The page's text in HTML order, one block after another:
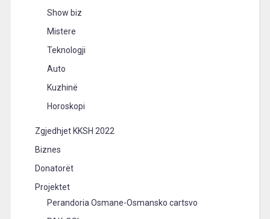
Show biz
Mistere
Teknologji
Auto
Kuzhinë
Horoskopi
Zgjedhjet KKSH 2022
Biznes
Donatorët
Projektet
Perandoria Osmane-Osmansko cartsvo